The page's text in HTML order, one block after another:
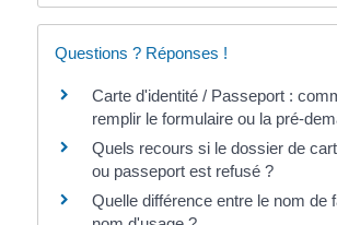
Questions ? Réponses !
Carte d'identité / Passeport :
remplir le formulaire ou la pré-
Quels recours si le dossier de
ou passeport est refusé ?
Quelle différence entre le nom de